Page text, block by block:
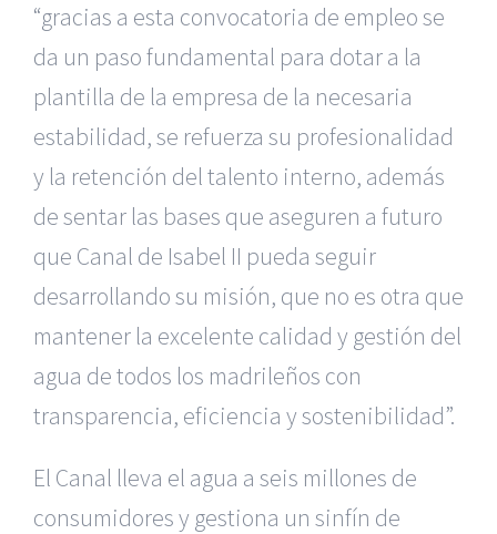
“gracias a esta convocatoria de empleo se
da un paso fundamental para dotar a la
plantilla de la empresa de la necesaria
estabilidad, se refuerza su profesionalidad
y la retención del talento interno, además
de sentar las bases que aseguren a futuro
que Canal de Isabel II pueda seguir
desarrollando su misión, que no es otra que
mantener la excelente calidad y gestión del
agua de todos los madrileños con
transparencia, eficiencia y sostenibilidad”.
El Canal lleva el agua a seis millones de
consumidores y gestiona un sinfín de